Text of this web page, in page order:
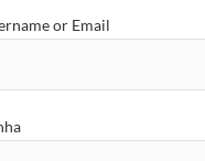
or Email